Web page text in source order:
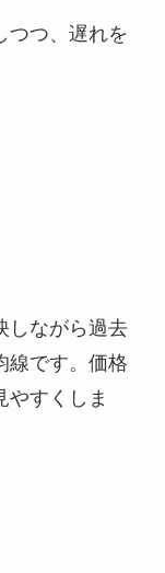
つつ、遅れを
しながら過去
線です。価格
やすくしま